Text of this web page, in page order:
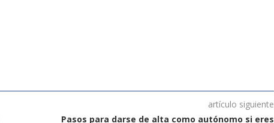
artículo siguiente
Pasos para darse de alta como autónomo si eres